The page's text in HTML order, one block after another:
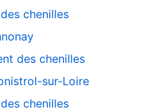
chenilles
des chenilles
sur-Loire
chenilles